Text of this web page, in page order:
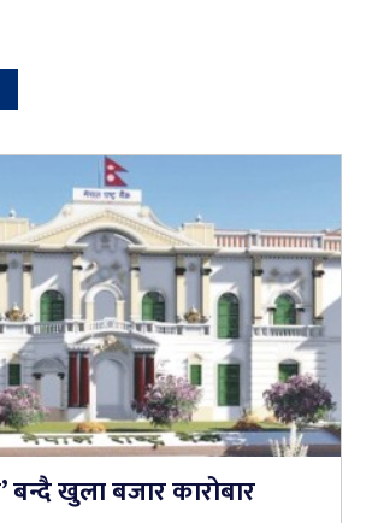
बन्दै खुला बजार कारोबार